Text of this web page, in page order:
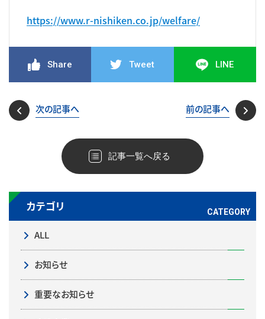
https://www.r-nishiken.co.jp/welfare/
Share Tweet LINE
次の記事へ
記事一覧へ戻る
前の記事へ
カテゴリ
ALL
お知らせ
重要なお知らせ